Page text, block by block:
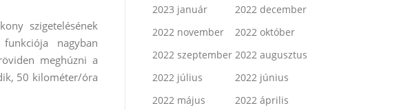
szigetelésének
nagyban
meghúzni a
50 kilométer/óra
2023 január
2022 december
2022 november
2022 október
2022 szeptember 2022 augusztus
2022 július
2022 június
2022 május
2022 április